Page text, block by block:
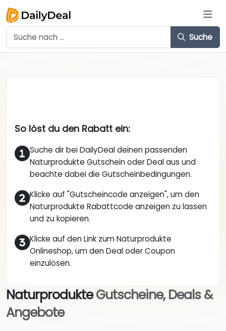
Suche
So löst du den Rabatt ein:
Suche dir bei DailyDeal deinen passenden
Naturprodukte Gutschein oder Deal aus und
beachte dabei die Gutscheinbedingungen.
Klicke auf "Gutscheincode anzeigen", um den
Naturprodukte Rabattcode anzeigen zu lassen
und zu kopieren.
Klicke auf den Link zum Naturprodukte
Onlineshop, um den Deal oder Coupon
einzulösen.
NaturprodukteGutscheine, Deals &
Angebote